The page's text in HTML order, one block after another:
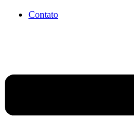
Contato